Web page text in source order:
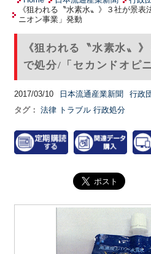
《狙われる〝水素水〟》３社が景
ニオン事業」発動
《狙われる〝水素水〟
で処分/「セカンドオピ
2017/03/10 日本流通産業新聞
行政
タグ： 法律 トラブル 行政処分